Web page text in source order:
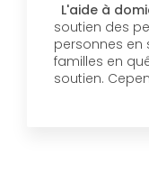
L'aide à
soutien des
personnes
familles en
soutien.